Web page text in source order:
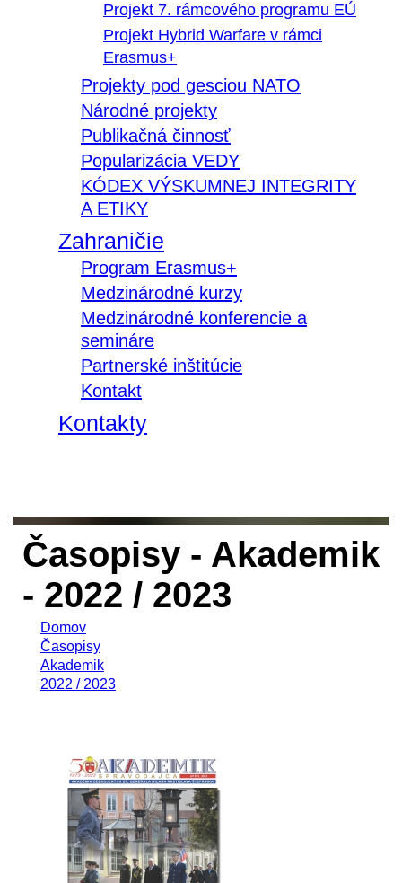
Projekt 7. rámcového programu EÚ
Projekt Hybrid Warfare v rámci
Erasmus+
Projekty pod gesciou NATO
Národné projekty
Publikačná činnosť
Popularizácia VEDY
KÓDEX VÝSKUMNEJ INTEGRITY
A ETIKY
Zahraničie
Program Erasmus+
Medzinárodné kurzy
Medzinárodné konferencie a
semináre
Partnerské inštitúcie
Kontakt
Kontakty
Časopisy - Akademik
- 2022 / 2023
Domov
Časopisy
Akademik
2022 / 2023